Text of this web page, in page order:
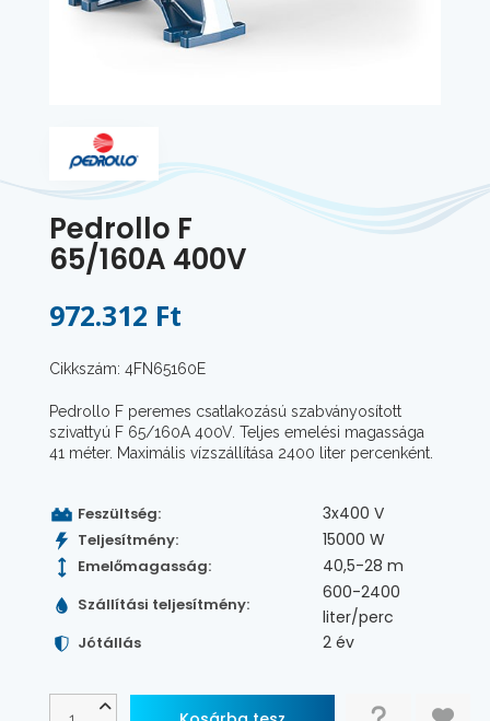
Pedrollo F
65/160A 400V
972.312 Ft
Cikkszám: 4FN65160E
Pedrollo F peremes csatlakozású szabványosított
szivattyú F 65/160A 400V. Teljes emelési magassága
41 méter. Maximális vízszállítása 2400 liter percenként.
Feszültség: 3x400 V
Teljesítmény: 15000 W
Emelőmagasság: 40,5-28 m
Szállítási teljesítmény:
600-2400
liter/perc
Jótállás 2 év